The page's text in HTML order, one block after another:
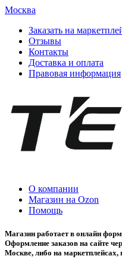
Москва
Заказать на
Отзывы
Контакты
Доставка и оплата
Правовая информация
О компании
Магазин на Ozon
Помощь
Магазин работает в онлайн
Оформление заказов на сайте
Москве, либо на маркетплейсах,